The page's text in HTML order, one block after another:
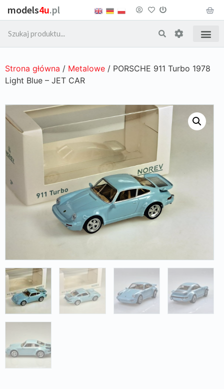
models4u.pl
Strona główna / Metalowe / PORSCHE 911 Turbo 1978
Light Blue – JET CAR